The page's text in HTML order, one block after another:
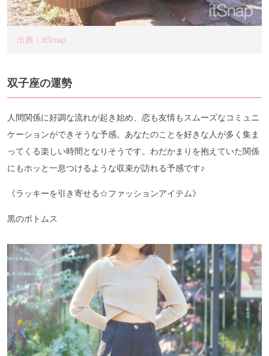
出典：itSnap
双子座の運勢
人間関係に好調な流れが起き始め、恋も友情もスムーズなコミュニ
ケーションができそうな予感。あなたのことを好きな人が多く集ま
ってくる楽しい時間となりそうです。わだかまりを抱えていた関係
にもホッと一息つけるような収束が訪れる予感です♪
《ラッキーを引き寄せる☆ファッションアイテム》
黒のボトムス